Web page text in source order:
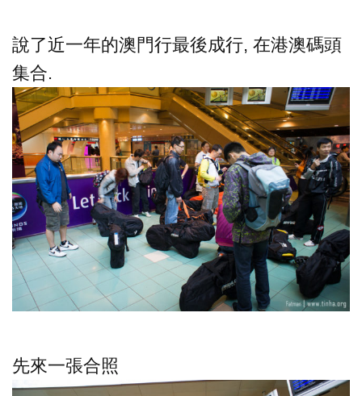
說了近一年的澳門行最後成行, 在港澳碼頭
集合.
先來一張合照